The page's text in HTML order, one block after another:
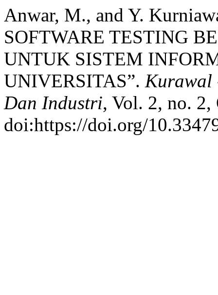
Anwar, M., and Y.
SOFTWARE TESTING
UNTUK SISTEM
UNIVERSITAS”. Kurawal
Dan Industri, Vol. 2, no. 2,
doi:https://doi.org/